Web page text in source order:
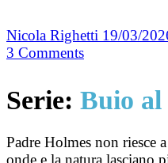
Nicola Righetti 19/03/
3 Comments
Serie: Buio
Padre Holmes non riesce
onde e la natura lasciano